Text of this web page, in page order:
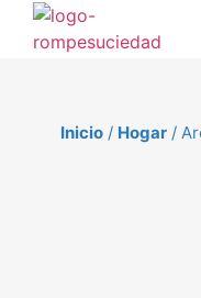
Inicio / Hogar /